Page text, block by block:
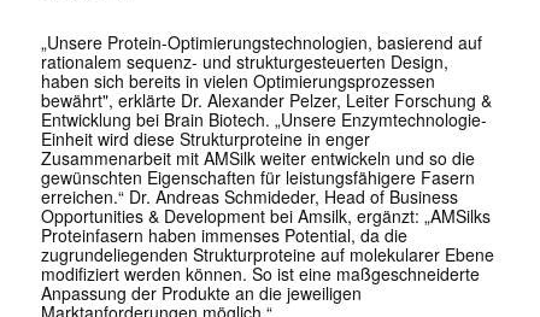
„Unsere Protein-Optimierungstechnologien, basierend auf
rationalem sequenz- und strukturgesteuerten Design,
haben sich bereits in vielen Optimierungsprozessen
bewährt", erklärte Dr. Alexander Pelzer, Leiter Forschung &
Entwicklung bei Brain Biotech. „Unsere Enzymtechnologie-
Einheit wird diese Strukturproteine in enger
Zusammenarbeit mit AMSilk weiter entwickeln und so die
gewünschten Eigenschaften für leistungsfähigere Fasern
erreichen.“ Dr. Andreas Schmideder, Head of Business
Opportunities & Development bei Amsilk, ergänzt: „AMSilks
Proteinfasern haben immenses Potential, da die
zugrundeliegenden Strukturproteine auf molekularer Ebene
modifiziert werden können. So ist eine maßgeschneiderte
Anpassung der Produkte an die jeweiligen
Marktanforderungen möglich.“